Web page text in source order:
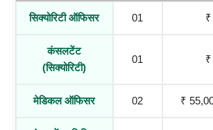
सिक्योरिटी ऑफिसर 01
कंसलटेंट
(सिक्योरिटी)
01
मेडिकल ऑफिसर 02 ₹